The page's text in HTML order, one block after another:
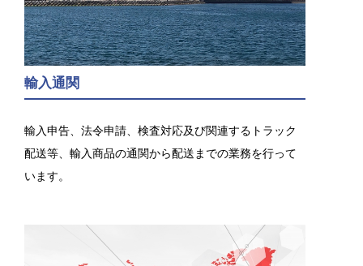
輸入通関
輸入申告、法令申請、検査対応及び関連するトラック
配送等、輸入商品の通関から配送までの業務を行って
います。